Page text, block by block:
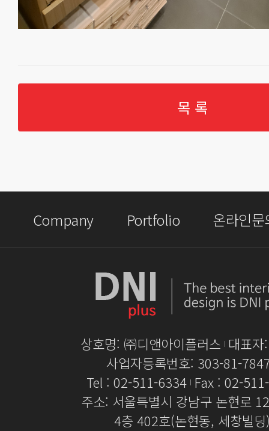
목 록
Company Portfolio 온라인문
상호명: ㈜디앤아이플러스 대표
사업자등록번호: 303-81-
Tel : 02-511-6334 Fax : 02-
주소: 서울특별시 강남구 논현로
4층 402호(논현동, 세창빌